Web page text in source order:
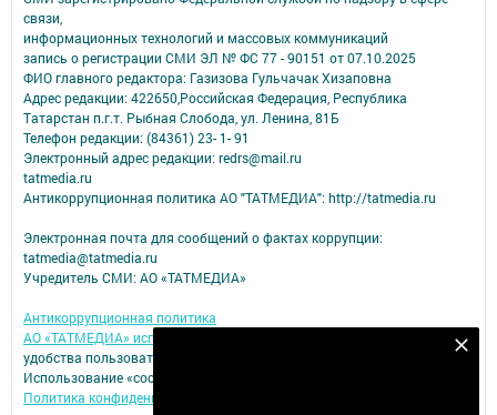
связи,
информационных технологий и массовых коммуникаций
запись о регистрации СМИ ЭЛ № ФС 77 - 90151 от 07.10.2025
ФИО главного редактора: Газизова Гульчачак Хизаповна
Адрес редакции: 422650,Российская Федерация, Республика
Татарстан п.г.т. Рыбная Слобода, ул. Ленина, 81Б
Телефон редакции: (84361) 23- 1- 91
Электронный адрес редакции: redrs@mail.ru
tatmedia.ru
Антикоррупционная политика АО "ТАТМЕДИА": http://tatmedia.ru
Электронная почта для сообщений о фактах коррупции:
tatmedia@tatmedia.ru
Учредитель СМИ: АО «ТАТМЕДИА»
Антикоррупционная политика
АО «ТАТМЕДИА» использует «cookie»
для персонализации сервисов и
удобства пользователей сайтом.
Использование «cookie» можно отменить в настройках браузера.
Политика конфиденциальности